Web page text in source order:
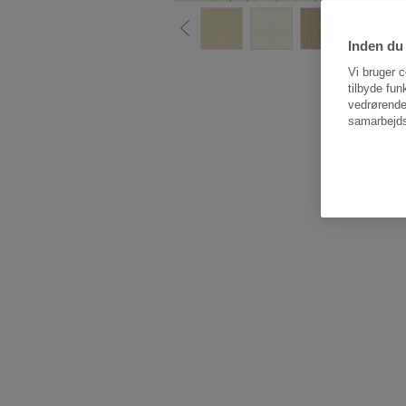
Inden
Vi bruger
tilbyde